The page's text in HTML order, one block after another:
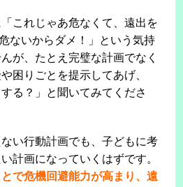
これじゃあ危なくて、遠出を
ないからダメ！」という気持
が、たとえ完璧な計画でなく
困りごとを提示してあげ、
る？」と聞いてみてくださ
い行動計画でも、子どもに考
計画になっていくはずです。
で危機回避能力が高まり、遠